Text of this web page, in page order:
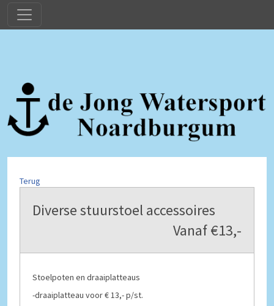
Terug
Diverse stuurstoel accessoires
Vanaf €13,-
Stoelpoten en draaiplatteaus
-draaiplatteau voor € 13,- p/st.